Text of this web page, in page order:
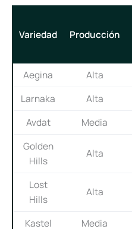
Variedad Producción
Aegina
Alta
Larnaka
Alta
Avdat
Media
Golden
Hills
Alta
Lost
Hills
Alta
Kastel Media